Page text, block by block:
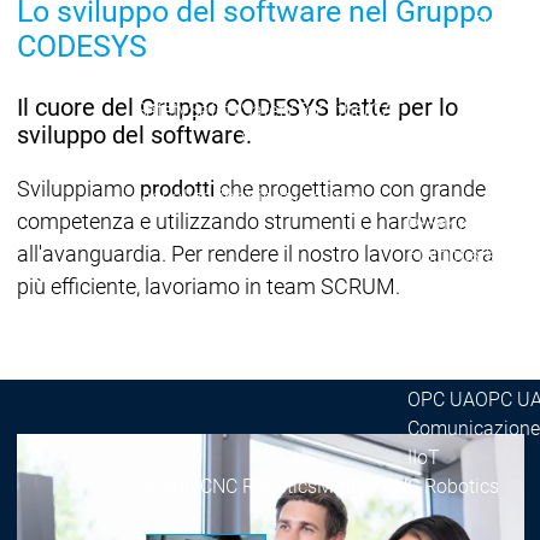
SafetySafetySafety for EtherCAT
Safety Module
Safety
VisualizationVisualization
Prodotti
Fieldbus &
OPC UAOPC
Comunicazione
IIoT
Motion CNC RoboticsMotion CNC Robotics
Lo sviluppo del software nel Gruppo
CODESYS
Il cuore del Gruppo CODESYS batte per lo
sviluppo del software.
Sviluppiamo prodotti che progettiamo con grande
competenza e utilizzando strumenti e hardware
all'avanguardia. Per rendere il nostro lavoro ancora
più efficiente, lavoriamo in team SCRUM.